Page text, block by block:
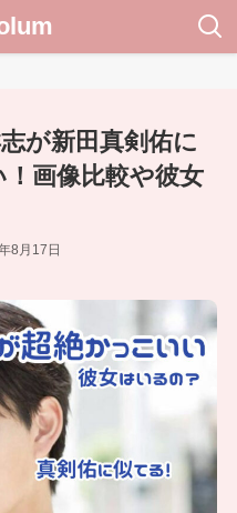
志が新田真剣佑に
画像比較や彼女
8月17日